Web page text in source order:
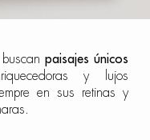
paisajes únicos
y lujos
en sus retinas y